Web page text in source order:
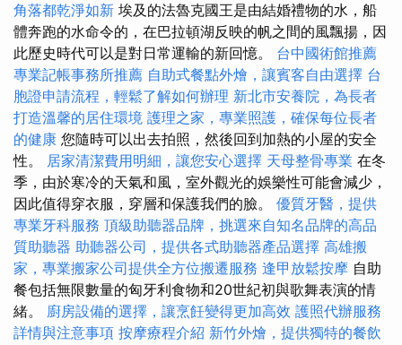
角落都乾淨如新 埃及的法魯克國王是由結婚禮物的水，船
體奔跑的水命令的，在巴拉頓湖反映的帆之間的風飄揚，因
此歷史時代可以是對日常運輸的新回憶。 台中國術館推薦
專業記帳事務所推薦 自助式餐點外燴，讓賓客自由選擇 台
胞證申請流程，輕鬆了解如何辦理 新北市安養院，為長者
打造溫馨的居住環境 護理之家，專業照護，確保每位長者
的健康 您隨時可以出去拍照，然後回到加熱的小屋的安全
性。 居家清潔費用明細，讓您安心選擇 天母整骨專業 在冬
季，由於寒冷的天氣和風，室外觀光的娛樂性可能會減少，
因此值得穿衣服，穿層和保護我們的臉。 優質牙醫，提供
專業牙科服務 頂級助聽器品牌，挑選來自知名品牌的高品
質助聽器 助聽器公司，提供各式助聽器產品選擇 高雄搬
家，專業搬家公司提供全方位搬遷服務 逢甲放鬆按摩 自助
餐包括無限數量的匈牙利食物和20世紀初與歌舞表演的情
緒。 廚房設備的選擇，讓烹飪變得更加高效 護照代辦服務
詳情與注意事項 按摩療程介紹 新竹外燴，提供獨特的餐飲